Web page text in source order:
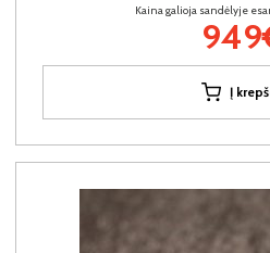
Kaina galioja sandėlyje
Į